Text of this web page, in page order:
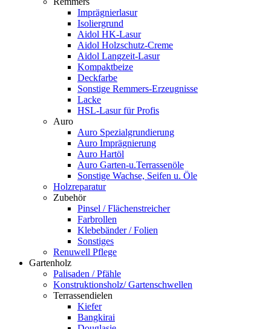
Imprägnierlasur
Isoliergrund
Aidol HK-Lasur
Aidol Holzschutz-Creme
Aidol Langzeit-Lasur
Kompaktbeize
Deckfarbe
Sonstige Remmers-Erzeugnisse
Lacke
HSL-Lasur für Profis
Auro
Auro Spezialgrundierung
Auro Imprägnierung
Auro Hartöl
Auro Garten-u.Terrassenöle
Sonstige Wachse, Seifen u. Öle
Holzreparatur
Zubehör
Pinsel / Flächenstreicher
Farbrollen
Klebebänder / Folien
Sonstiges
Renuwell Pflege
Gartenholz
Palisaden / Pfähle
Konstruktionsholz/ Gartenschwellen
Terrassendielen
Kiefer
Bangkirai